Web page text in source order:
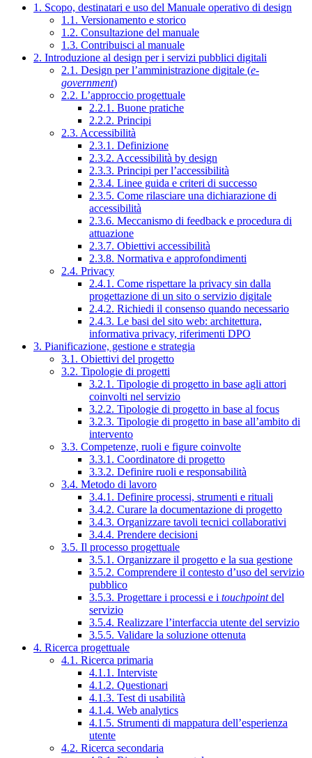
1. Scopo, destinatari e uso del Manuale operativo di design
1.1. Versionamento e storico
1.2. Consultazione del manuale
1.3. Contribuisci al manuale
2. Introduzione al design per i servizi pubblici digitali
2.1. Design per l’amministrazione digitale (e-
government)
2.2. L’approccio progettuale
2.2.1. Buone pratiche
2.2.2. Principi
2.3. Accessibilità
2.3.1. Definizione
2.3.2. Accessibilità by design
2.3.3. Principi per l’accessibilità
2.3.4. Linee guida e criteri di successo
2.3.5. Come rilasciare una dichiarazione di
accessibilità
2.3.6. Meccanismo di feedback e procedura di
attuazione
2.3.7. Obiettivi accessibilità
2.3.8. Normativa e approfondimenti
2.4. Privacy
2.4.1. Come rispettare la privacy sin dalla
progettazione di un sito o servizio digitale
2.4.2. Richiedi il consenso quando necessario
2.4.3. Le basi del sito web: architettura,
informativa privacy, riferimenti DPO
3. Pianificazione, gestione e strategia
3.1. Obiettivi del progetto
3.2. Tipologie di progetti
3.2.1. Tipologie di progetto in base agli attori
coinvolti nel servizio
3.2.2. Tipologie di progetto in base al focus
3.2.3. Tipologie di progetto in base all’ambito di
intervento
3.3. Competenze, ruoli e figure coinvolte
3.3.1. Coordinatore di progetto
3.3.2. Definire ruoli e responsabilità
3.4. Metodo di lavoro
3.4.1. Definire processi, strumenti e rituali
3.4.2. Curare la documentazione di progetto
3.4.3. Organizzare tavoli tecnici collaborativi
3.4.4. Prendere decisioni
3.5. Il processo progettuale
3.5.1. Organizzare il progetto e la sua gestione
3.5.2. Comprendere il contesto d’uso del servizio
pubblico
3.5.3. Progettare i processi e i touchpointdel
servizio
3.5.4. Realizzare l’interfaccia utente del servizio
3.5.5. Validare la soluzione ottenuta
4. Ricerca progettuale
4.1. Ricerca primaria
4.1.1. Interviste
4.1.2. Questionari
4.1.3. Test di usabilità
4.1.4. Web analytics
4.1.5. Strumenti di mappatura dell’esperienza
utente
4.2. Ricerca secondaria